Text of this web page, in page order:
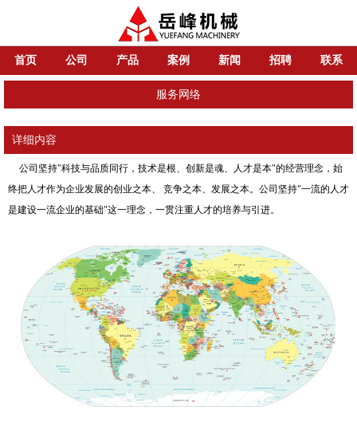
首页 公司 产品 案例 新闻 招聘 联系
服务网络
详细内容
公司坚持"科技与品质同行，技术是根、创新是魂、人才是本"的经营理念，始
终把人才作为企业发展的创业之本、 竞争之本、发展之本。公司坚持"一流的人才
是建设一流企业的基础"这一理念，一贯注重人才的培养与引进。